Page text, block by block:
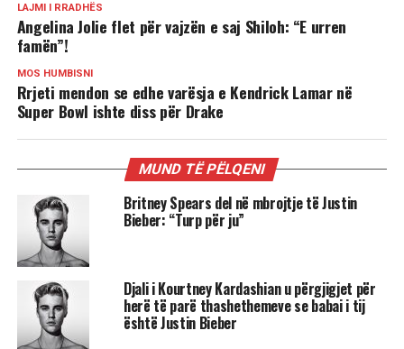
LAJMI I RRADHËS
Angelina Jolie flet për vajzën e saj Shiloh: “E urren
famën”!
MOS HUMBISNI
Rrjeti mendon se edhe varësja e Kendrick Lamar në
Super Bowl ishte diss për Drake
MUND TË PËLQENI
Britney Spears del në mbrojtje të Justin
Bieber: “Turp për ju”
Djali i Kourtney Kardashian u përgjigjet për
herë të parë thashethemeve se babai i tij
është Justin Bieber